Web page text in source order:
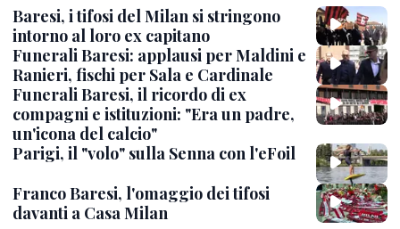
Baresi, i tifosi del Milan si stringono
intorno al loro ex capitano
Funerali Baresi: applausi per Maldini e
Ranieri, fischi per Sala e Cardinale
Funerali Baresi, il ricordo di ex
compagni e istituzioni: "Era un padre,
un'icona del calcio"
Parigi, il "volo" sulla Senna con l'eFoil
Franco Baresi, l'omaggio dei tifosi
davanti a Casa Milan